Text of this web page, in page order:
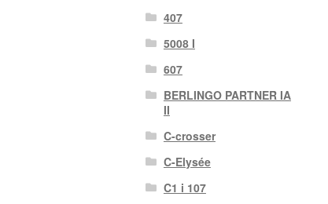
407
5008 I
607
BERLINGO PARTNER IA
II
C-crosser
C-Elysée
C1 i 107